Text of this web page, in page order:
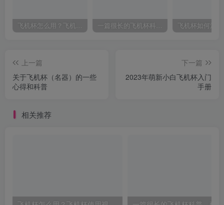
飞机杯怎么用？飞机杯使用视频教程 一篇很长的飞机杯科普，耐心看完，能解决你很多的问题
上一篇
关于飞机杯（名器）的一些
心得和科普
下一篇
2023年萌新小白飞机杯入门
手册
相关推荐